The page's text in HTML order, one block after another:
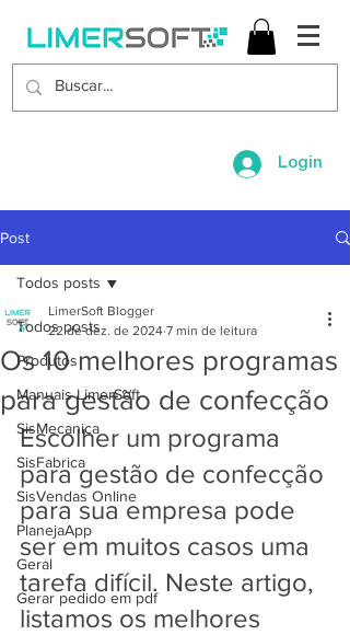
Login
Post
Todos posts
Produtos
Manuais LimerSoft
SisMecanica
SisFabrica
SisVendas Online
PlanejaApp
Geral
Gerar pedido em pdf
Todos posts
Os 10 melhores programas
para gestão de confecção
LimerSoft Blogger
22 de dez. de 2024 7 min de leitura
Escolher um programa
para gestão de confecção
para sua empresa pode
ser em muitos casos uma
tarefa difícil. Neste artigo,
listamos os melhores